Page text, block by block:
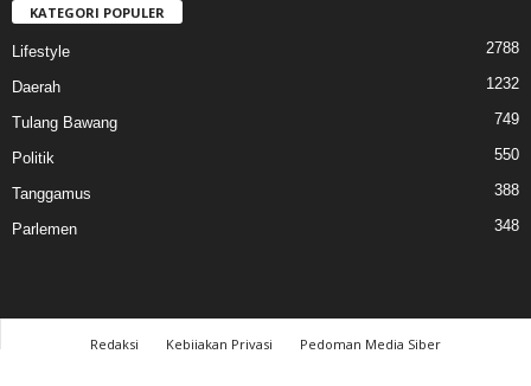
KATEGORI POPULER
Lifestyle 2788
Daerah 1232
Tulang Bawang 749
Politik 550
Tanggamus 388
Parlemen 348
Redaksi Kebijakan Privasi
Pedoman Media Siber